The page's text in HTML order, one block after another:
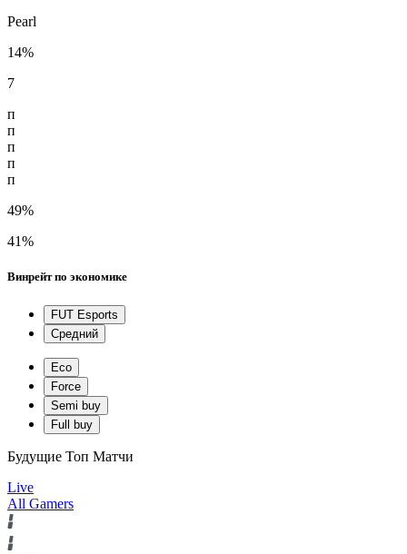
Pearl
14%
7
п
п
п
п
п
49%
41%
Винрейт по экономике
FUT Esports
Средний
Eco
Force
Semi buy
Full buy
Будущие Топ Матчи
Live
All Gamers